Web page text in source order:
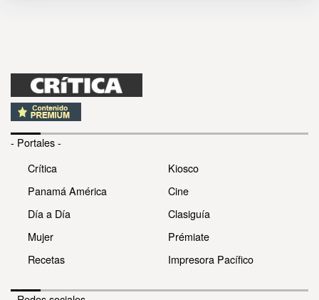
- Portales -
Crítica
Panamá América
Día a Día
Mujer
Recetas
Kiosco
Cine
Clasiguía
Prémiate
Impresora Pacífico